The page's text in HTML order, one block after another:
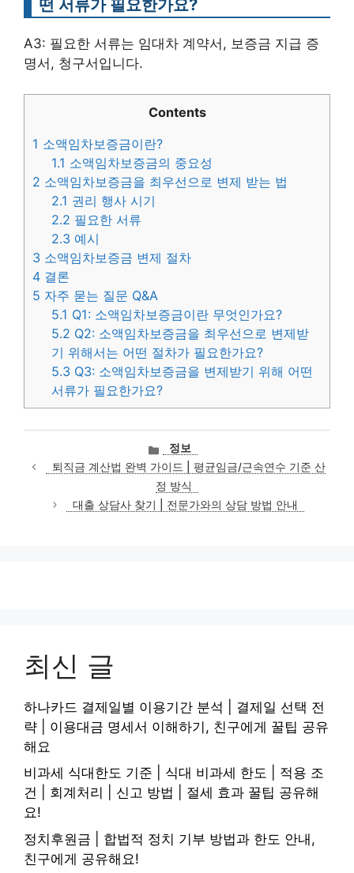
떤 서류가 필요한가요?
A3: 필요한 서류는 임대차 계약서, 보증금 지급 증
명서, 청구서입니다.
Contents
1 소액임차보증금이란?
1.1 소액임차보증금의 중요성
2 소액임차보증금을 최우선으로 변제 받는 법
2.1 권리 행사 시기
2.2 필요한 서류
2.3 예시
3 소액임차보증금 변제 절차
4 결론
5 자주 묻는 질문 Q&A
5.1 Q1: 소액임차보증금이란 무엇인가요?
5.2 Q2: 소액임차보증금을 최우선으로 변제받
기 위해서는 어떤 절차가 필요한가요?
5.3 Q3: 소액임차보증금을 변제받기 위해 어떤
서류가 필요한가요?
카
테
고
리
정보
퇴직금 계산법 완벽 가이드 | 평균임금/근속연수 기준 산
정 방식
대출 상담사 찾기 | 전문가와의 상담 방법 안내
최신 글
하나카드 결제일별 이용기간 분석 | 결제일 선택 전
략 | 이용대금 명세서 이해하기, 친구에게 꿀팁 공유
해요
비과세 식대한도 기준 | 식대 비과세 한도 | 적용 조
건 | 회계처리 | 신고 방법 | 절세 효과 꿀팁 공유해
요!
정치후원금 | 합법적 정치 기부 방법과 한도 안내,
친구에게 공유해요!